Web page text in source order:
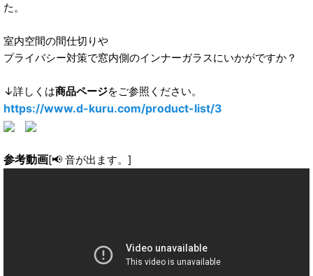
た。
室内空間の間仕切りや
プライバシー対策で窓内側のインナーガラスにいかがですか？
↓詳しくは商品ページをご参照ください。
https://www.d-kuru.com/product-list/3
参考動画[📢 音が出ます。]